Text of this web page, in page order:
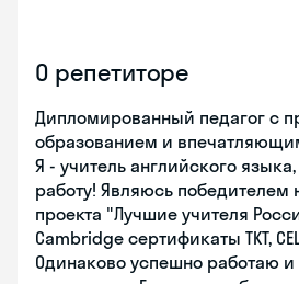
О репетиторе
Дипломированный педагог с
образованием и
Я - учитель английского
работу! Являюсь победителем
проекта "Лучшие учителя
Cambridge сертификаты TKT,
Одинаково успешно работаю и